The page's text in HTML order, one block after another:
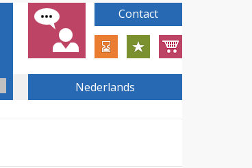
Nederlands
Contact